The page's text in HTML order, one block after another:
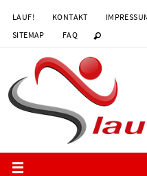
Zum
Inhalt
LAUF! KONTAKT
SITEMAP
FAQ